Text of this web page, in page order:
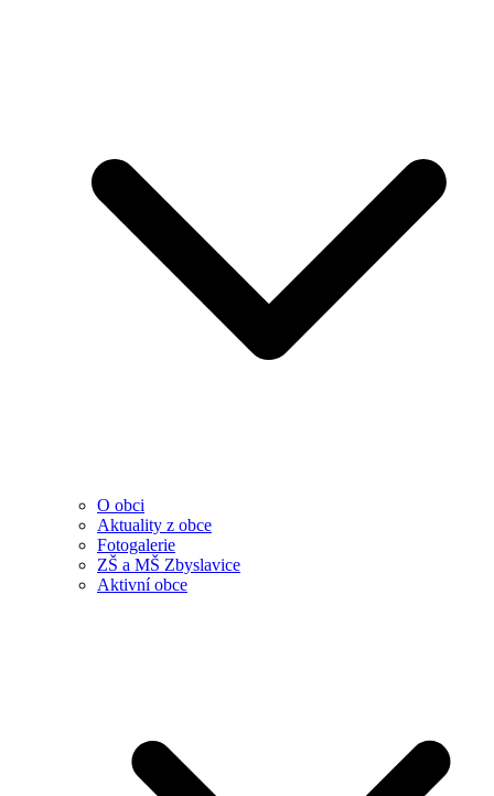
O obci
Aktuality z obce
Fotogalerie
ZŠ a MŠ Zbyslavice
Aktivní obce